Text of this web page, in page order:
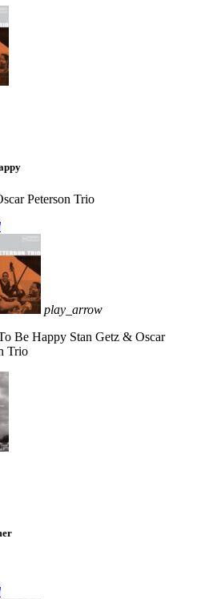
Peterson Trio
play_arrow
Be Happy Stan Getz & Oscar
Trio